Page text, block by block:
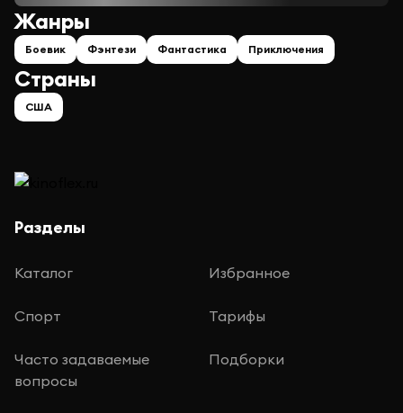
Страны
США
Жанры
Боевик Фэнтези Фантастика Приключения
Разделы
Каталог Избранное
Спорт Тарифы
Часто задаваемые
вопросы
Подборки